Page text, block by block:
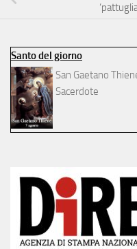
Santo del giorno
San Gaetano
Sacerdote